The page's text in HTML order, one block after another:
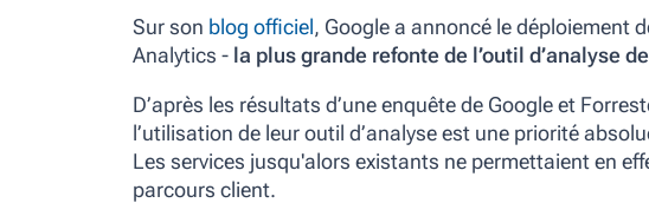
Sur son blog officiel, Google a annoncé le déploiement
Analytics - la plus grande refonte de l’outil d’analyse
D’après les résultats d’une enquête de Google et
l’utilisation de leur outil d’analyse est une priorité
Les services jusqu'alors existants ne permettaient en
parcours client.